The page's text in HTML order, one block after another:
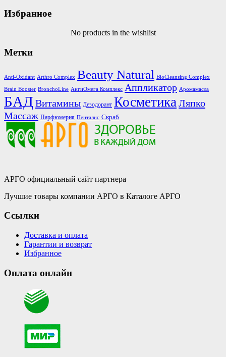
Избранное
No products in the wishlist
Метки
Anti-Oxidant Arthro Complex Beauty Natural BioCleansing Complex
Brain Booster BronchoLine АнгиОмега Комплекс Аппликатор Аромамасла
БАД Витамины Дезодорант Косметика Ляпко
Массаж Парфюмерия Пенталис Скраб
АРГО официальный сайт партнера
Лучшие товары компании АРГО в Каталоге АРГО
Ссылки
Доставка и оплата
Гарантии и возврат
Избранное
Оплата онлайн